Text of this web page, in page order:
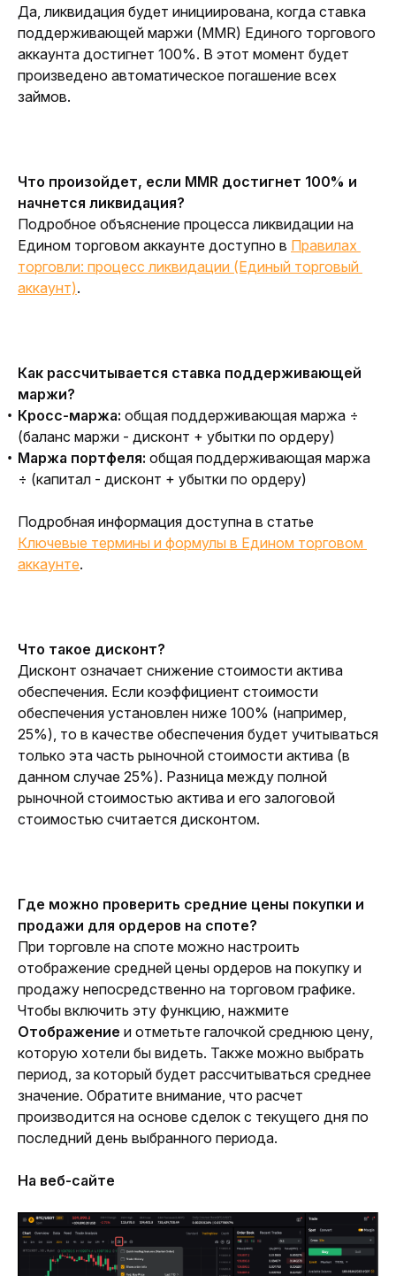
Да, ликвидация будет инициирована, когда ставка
поддерживающей маржи (MMR) Единого торгового
аккаунта достигнет 100%. В этот момент будет
произведено автоматическое погашение всех
займов.
Что произойдет, если MMR достигнет 100% и
начнется ликвидация?
Подробное объяснение процесса ликвидации на
Едином торговом аккаунте доступно в Правилах
торговли: процесс ликвидации (Единый торговый
аккаунт).
Как рассчитывается ставка поддерживающей
маржи?
Кросс-маржа: общая поддерживающая маржа ÷
(баланс маржи - дисконт + убытки по ордеру)
Маржа портфеля: общая поддерживающая маржа
÷ (капитал - дисконт + убытки по ордеру)
Ключевые термины и формулы в Едином торговом
аккаунте.
Что такое дисконт?
Дисконт означает снижение стоимости актива
обеспечения. Если коэффициент стоимости
обеспечения установлен ниже 100% (например,
25%), то в качестве обеспечения будет учитываться
только эта часть рыночной стоимости актива (в
данном случае 25%). Разница между полной
рыночной стоимостью актива и его залоговой
стоимостью считается дисконтом.
Где можно проверить средние цены покупки и
продажи для ордеров на споте?
При торговле на споте можно настроить
отображение средней цены ордеров на покупку и
продажу непосредственно на торговом графике.
Отображение и отметьте галочкой среднюю цену,
которую хотели бы видеть. Также можно выбрать
период, за который будет рассчитываться среднее
значение. Обратите внимание, что расчет
производится на основе сделок с текущего дня по
последний день выбранного периода.
На веб-сайте